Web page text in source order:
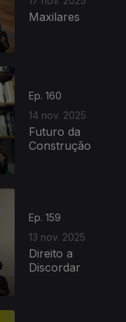
Maxilares
Ep. 160
14 nov. 2025
Futuro da
Construção
Ep. 159
13 nov. 2025
Direito a
Discordar